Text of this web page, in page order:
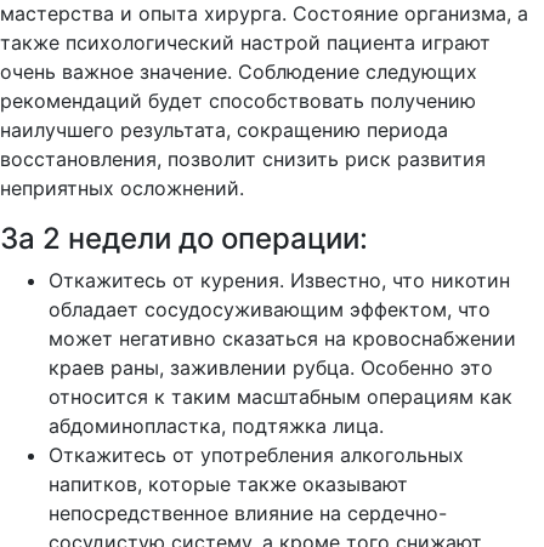
мастерства и опыта хирурга. Состояние организма, а
также психологический настрой пациента играют
очень важное значение. Соблюдение следующих
рекомендаций будет способствовать получению
наилучшего результата, сокращению периода
восстановления, позволит снизить риск развития
неприятных осложнений.
За 2 недели до операции:
Откажитесь от курения. Известно, что никотин
обладает сосудосуживающим эффектом, что
может негативно сказаться на кровоснабжении
краев раны, заживлении рубца. Особенно это
относится к таким масштабным операциям как
абдоминопластка, подтяжка лица.
Откажитесь от употребления алкогольных
напитков, которые также оказывают
непосредственное влияние на сердечно-
сосудистую систему, а кроме того снижают